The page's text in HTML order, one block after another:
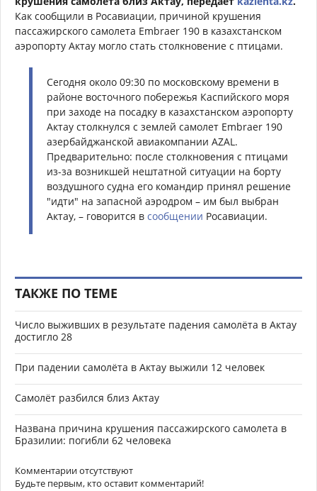
Как сообщили в Росавиации, причиной крушения
пассажирского самолета Embraer 190 в казахстанском
аэропорту Актау могло стать столкновение с птицами.
Сегодня около 09:30 по московскому времени в
районе восточного побережья Каспийского моря
при заходе на посадку в казахстанском аэропорту
Актау столкнулся с землей самолет Embraer 190
азербайджанской авиакомпании AZAL.
Предварительно: после столкновения с птицами
из-за возникшей нештатной ситуации на борту
воздушного судна его командир принял решение
"идти" на запасной аэродром – им был выбран
Актау, – говорится в сообщении Росавиации.
ТАКЖЕ ПО ТЕМЕ
Число выживших в результате падения самолёта в Актау
достигло 28
При падении самолёта в Актау выжили 12 человек
Самолёт разбился близ Актау
Названа причина крушения пассажирского самолета в
Бразилии: погибли 62 человека
Комментарии отсутствуют
Будьте первым, кто оставит комментарий!